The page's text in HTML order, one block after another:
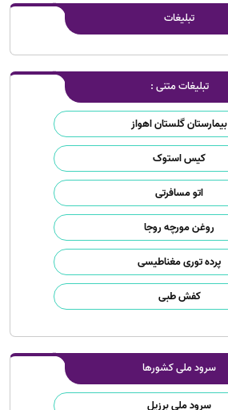
تبلیغات
تبلیغات متنی :
بیمارستان گلستان اهواز
کیس استوک
اتو مسافرتی
روغن مورچه روجا
پرده توری مغناطیسی
کفش طبی
سرود ملی کشورها
سرود ملی برزیل